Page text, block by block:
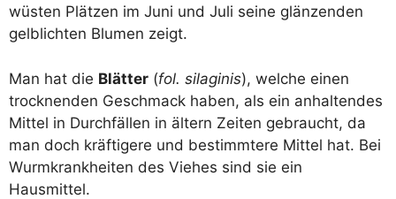
wüs­ten Plät­zen im Juni und Juli sei­ne glän­zen­den
gelb­lich­ten Blu­men zeigt.
Man hat die Blät­ter (fol. silagi­nis), wel­che einen
trock­nen­den Geschmack haben, als ein anhal­ten­des
Mit­tel in Durch­fäl­len in ältern Zei­ten gebraucht, da
man doch kräf­ti­ge­re und bestimm­te­re Mit­tel hat. Bei
Wurm­krank­hei­ten des Vie­hes sind sie ein
Hausmittel.